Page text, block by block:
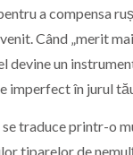
a compensa
Când „merit
devine un
imperfect în jurul
traduce printr-o
tiparelor de